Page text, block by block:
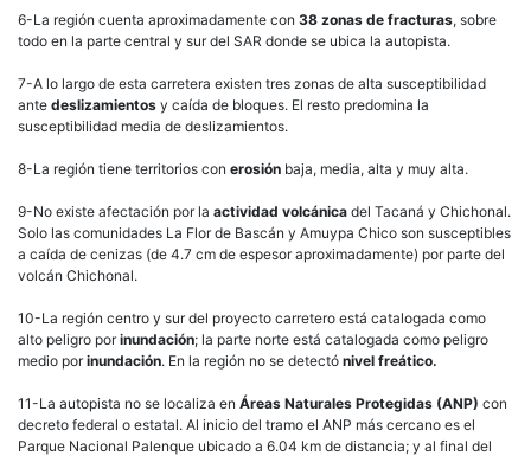
6-La región cuenta aproximadamente con 38 zonas de fracturas, sobre
todo en la parte central y sur del SAR donde se ubica la autopista.
7-A lo largo de esta carretera existen tres zonas de alta susceptibilidad
ante deslizamientos y caída de bloques. El resto predomina la
susceptibilidad media de deslizamientos.
8-La región tiene territorios con erosión baja, media, alta y muy alta.
9-No existe afectación por la actividad volcánica del Tacaná y Chichonal.
Solo las comunidades La Flor de Bascán y Amuypa Chico son susceptibles
a caída de cenizas (de 4.7 cm de espesor aproximadamente) por parte del
volcán Chichonal.
10-La región centro y sur del proyecto carretero está catalogada como
alto peligro porinundación; la parte norte está catalogada como peligro
medio porinundación. En la región no se detectó nivel freático.
11-La autopista no se localiza en Áreas Naturales Protegidas (ANP) con
decreto federal o estatal. Al inicio del tramo el ANP más cercano es el
Parque Nacional Palenque ubicado a 6.04 km de distancia; y al final del